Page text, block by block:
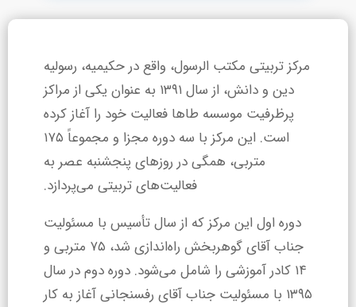
مرکز تربیتی مکتب الرسول، واقع در حکیمیه، رسولیه
دین و دانش، از سال ۱۳۹۱ به عنوان یکی از مراکز
پرظرفیت موسسه طاها فعالیت خود را آغاز کرده
است. این مرکز با سه دوره مجزا و مجموعاً ۱۷۵
متربی، همگی در روزهای پنجشنبه عصر به
فعالیت‌های تربیتی می‌پردازد.
دوره اول این مرکز که از سال تأسیس با مسئولیت
جناب آقای گوهربخش راه‌اندازی شد، ۷۵ متربی و
۱۴ کادر آموزشی را شامل می‌شود. دوره دوم در سال
۱۳۹۵ با مسئولیت جناب آقای رفسنجانی آغاز به کار